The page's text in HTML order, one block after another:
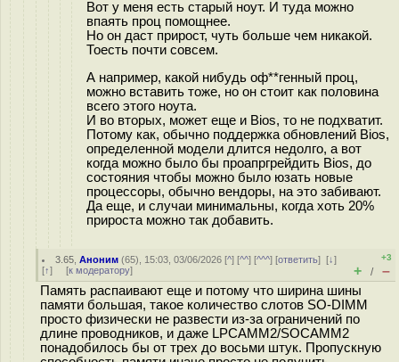
Вот у меня есть старый ноут. И туда можно
впаять проц помощнее.
Но он даст прирост, чуть больше чем никакой.
Тоесть почти совсем.
А например, какой нибудь оф**генный проц,
можно вставить тоже, но он стоит как половина
всего этого ноута.
И во вторых, может еще и Bios, то не подхватит.
Потому как, обычно поддержка обновлений Bios,
определенной модели длится недолго, а вот
когда можно было бы проапргрейдить Bios, до
состояния чтобы можно было юзать новые
процессоры, обычно вендоры, на это забивают.
Да еще, и случаи минимальны, когда хоть 20%
прироста можно так добавить.
3.65 ,Аноним (65), 15:03, 03/06/2026 [^] [^^] [^^^] [ответить][↓]
[↑] [к модератору]
+3
+ / –
Память распаивают еще и потому что ширина шины
памяти большая, такое количество слотов SO-DIMM
просто физически не развести из-за ограничений по
длине проводников, и даже LPCAMM2/SOCAMM2
понадобилось бы от трех до восьми штук. Пропускную